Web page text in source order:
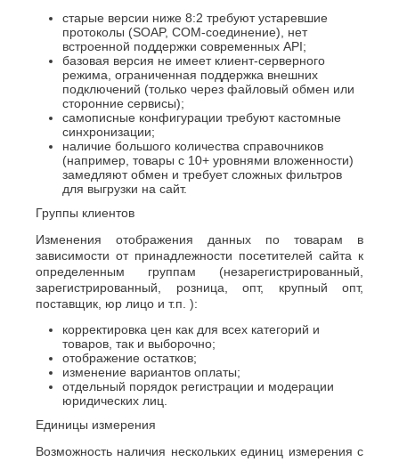
старые версии ниже 8:2 требуют устаревшие
протоколы (SOAP, COM-соединение), нет
встроенной поддержки современных API;
базовая версия не имеет клиент-серверного
режима, ограниченная поддержка внешних
подключений (только через файловый обмен или
сторонние сервисы);
самописные конфигурации требуют кастомные
синхронизации;
наличие большого количества справочников
(например, товары с 10+ уровнями вложенности)
замедляют обмен и требует сложных фильтров
для выгрузки на сайт.
Группы клиентов
Изменения отображения данных по товарам в
зависимости от принадлежности посетителей сайта к
определенным группам (незарегистрированный,
зарегистрированный, розница, опт, крупный опт,
поставщик, юр лицо и т.п. ):
корректировка цен как для всех категорий и
товаров, так и выборочно;
отображение остатков;
изменение вариантов оплаты;
отдельный порядок регистрации и модерации
юридических лиц.
Единицы измерения
Возможность наличия нескольких единиц измерения с